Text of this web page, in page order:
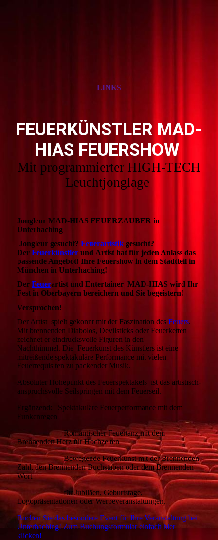
LINKS
FEUERKÜNSTLER MAD-
HIAS FEUERSHOW
Mit programmierter HIGH-TECH
Leuchtjonglage
Jongleur MAD-HIAS FEUERZAUBER in
Unterhaching
Jongleur gesucht? Feuerartistik gesucht?
Der Feuerkünstler und Artist hat für jeden Anlass das
passende Angebot! Ihre Feuershow in dem Stadtteil in
München in Unterhaching!
Der Feuerartist und Entertainer MAD-HIAS wird Ihr
Fest in Oberbayern bereichern und Sie begeistern!
Versprochen!
Der Artist spielt gekonnt mit der Faszination des Feuers.
Mit brennenden Diabolos, Devilsticks oder Feuerketten
zeichnet er eindrucksvolle Figuren in den
Nachthimmel. Die Feuerkunst des Künstlers ist eine
mitreißende spektakuläre Performance mit vielen
Feuerrequisiten zu packender Musik.
Absoluter Höhepunkt des Feuerspektakels ist das artistisch-
anspruchsvolle Seilspringen mit dem Feuerseil.
Ergänzend: Spektakuläre Feuerperformance mit dem
Funkenregen
Romantischer Feuertanz mit dem
Brennenden Herz für Hochzeiten
Bewegende Feuerkunst mit der Brennenden
Zahl, den Brennenden Buchstaben oder dem Brennenden
Wort
für Jubiläen,Geburtstage,
Logopräsentationen oder Werbeveranstaltungen.
Buchen Sie das besondere Event für Ihre Veranstaltung bei
Unterhaching! Zum Buchungsformular einfach hier
klicken!